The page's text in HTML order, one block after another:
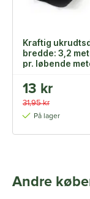
Kraftig
bredde: 3,2
pr. løbende
13 kr
31,95 kr
På lager
Andre